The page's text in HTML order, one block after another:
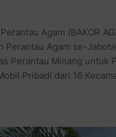
Agam (BAKOR
Agam se-
Perantau Minang untuk
Pribadi dari 16